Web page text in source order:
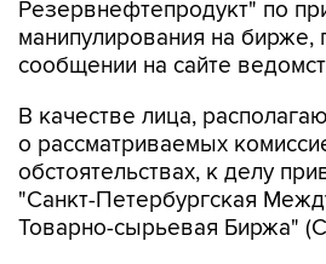
Резервнефтепродукт" по
манипулирования на бирже,
сообщении на сайте
В качестве лица,
о рассматриваемых
обстоятельствах, к делу
"Санкт-Петербургская
Товарно-сырьевая Биржа"